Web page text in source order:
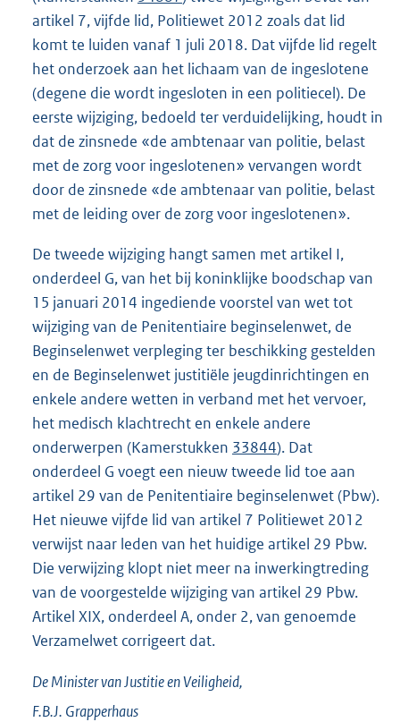
artikel 7, vijfde lid, Politiewet 2012 zoals dat lid
komt te luiden vanaf 1 juli 2018. Dat vijfde lid regelt
het onderzoek aan het lichaam van de ingeslotene
(degene die wordt ingesloten in een politiecel). De
eerste wijziging, bedoeld ter verduidelijking, houdt in
dat de zinsnede «de ambtenaar van politie, belast
met de zorg voor ingeslotenen» vervangen wordt
door de zinsnede «de ambtenaar van politie, belast
met de leiding over de zorg voor ingeslotenen».
De tweede wijziging hangt samen met artikel I,
onderdeel G, van het bij koninklijke boodschap van
15 januari 2014 ingediende voorstel van wet tot
wijziging van de Penitentiaire beginselenwet, de
Beginselenwet verpleging ter beschikking gestelden
en de Beginselenwet justitiële jeugdinrichtingen en
enkele andere wetten in verband met het vervoer,
het medisch klachtrecht en enkele andere
onderwerpen (Kamerstukken 33844). Dat
onderdeel G voegt een nieuw tweede lid toe aan
artikel 29 van de Penitentiaire beginselenwet (Pbw).
Het nieuwe vijfde lid van artikel 7 Politiewet 2012
verwijst naar leden van het huidige artikel 29 Pbw.
Die verwijzing klopt niet meer na inwerkingtreding
van de voorgestelde wijziging van artikel 29 Pbw.
Artikel XIX, onderdeel A, onder 2, van genoemde
Verzamelwet corrigeert dat.
De Minister van Justitie en Veiligheid,
F.B.J. Grapperhaus